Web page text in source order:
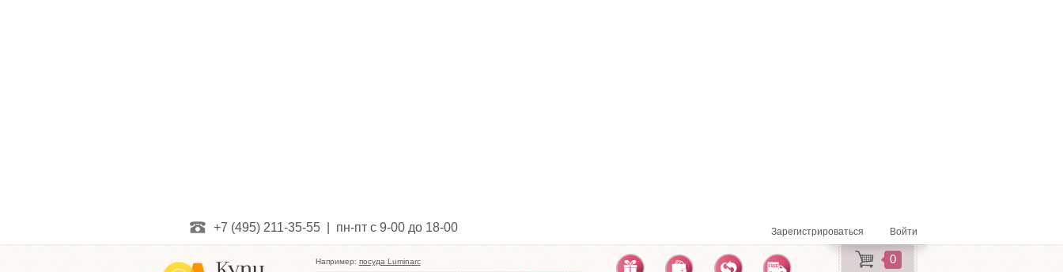
+7 (495) 211-35-55 | пн-пт с 9-00 до 18-00 Зарегистрироваться Войти
0
Например: посуда Luminarc